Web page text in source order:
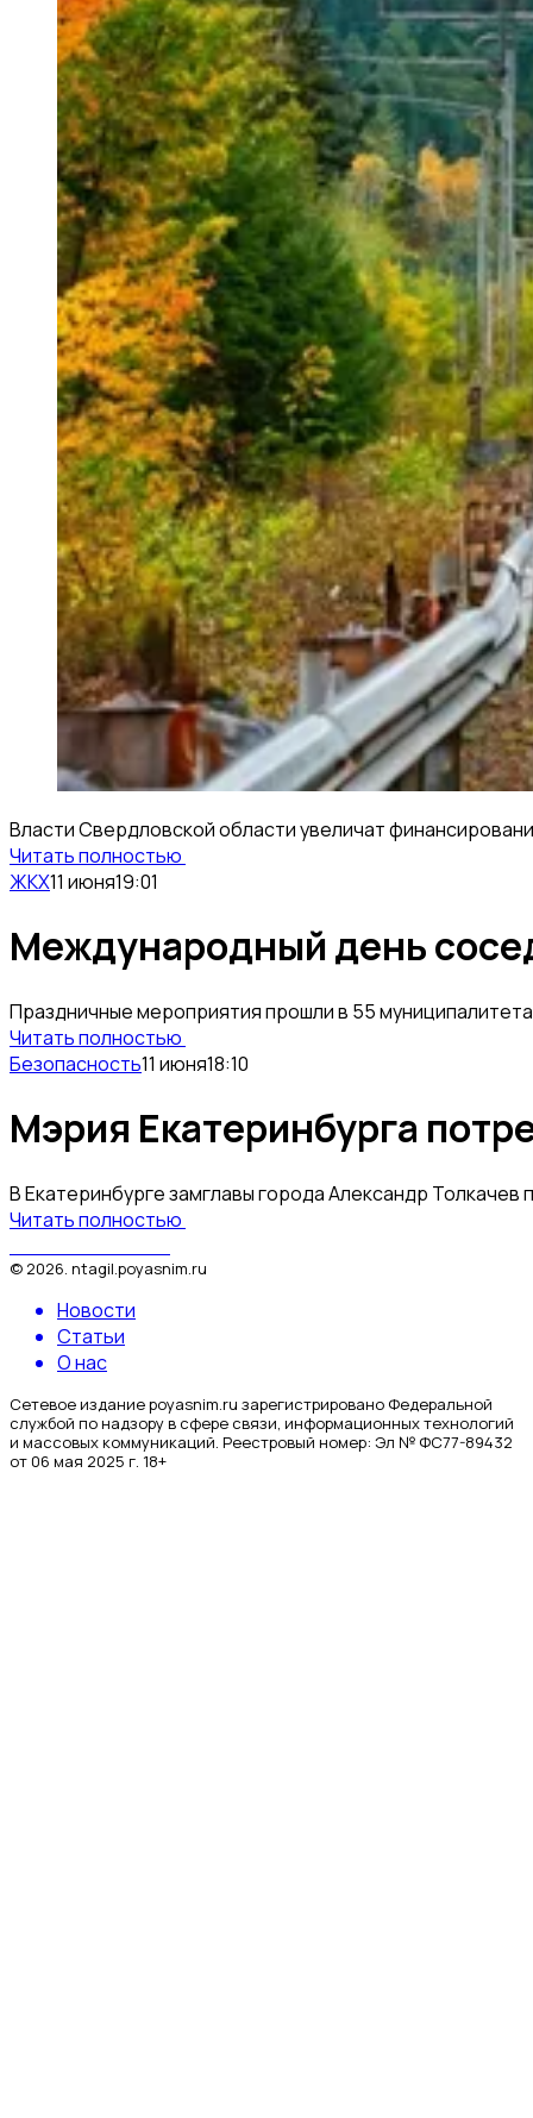
Власти Свердловской области увеличат
Читать полностью
ЖКХ11 июня19:01
Международный день
Праздничные мероприятия прошли в 55
Читать полностью
Безопасность11 июня18:10
Мэрия Екатеринбурга
В Екатеринбурге замглавы города Александр
Читать полностью
© 2026 ntagil.poyasnim.ru
Новости
Статьи
О нас
Сетевое издание poyasnim.ru зарегистрировано Федеральной
службой по надзору в сфере связи, информационных технологий
и массовых коммуникаций. Реестровый номер: Эл № ФС77-89432
от 06 мая 2025 г. 18+